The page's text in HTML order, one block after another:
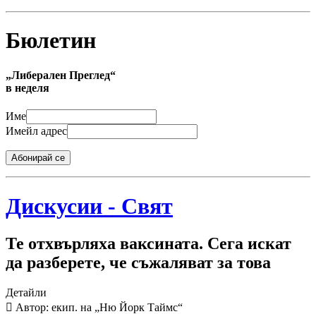
Бюлетин
„Либерален Преглед“
в неделя
Име
Имейл адрес
Абонирай се
Дискусии - Свят
Те отхвърляха ваксината. Сега искат
да разберете, че съжаляват за това
Детайли
Автор: екип. на „Ню Йорк Таймс“